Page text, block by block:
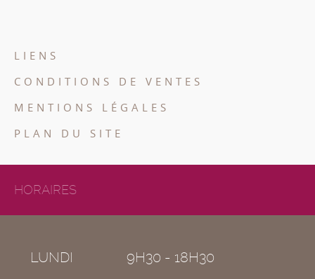
LIENS
CONDITIONS DE VENTES
MENTIONS LÉGALES
PLAN DU SITE
HORAIRES
LUNDI
9H30 - 18H30